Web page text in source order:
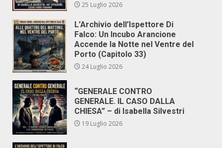
25 Luglio 2026
L’Archivio dell’Ispettore Di
Falco: Un Incubo Arancione
Accende la Notte nel Ventre del
Porto (Capitolo 33)
24 Luglio 2026
“GENERALE CONTRO
GENERALE. IL CASO DALLA
CHIESA” – di Isabella Silvestri
19 Luglio 2026